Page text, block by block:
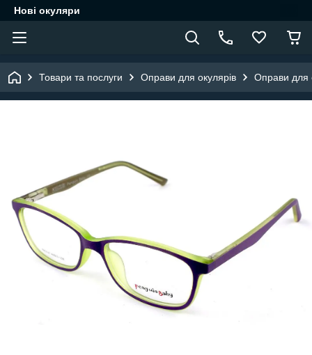
Нові окуляри
Товари та послуги Оправи для окулярів Оправи для